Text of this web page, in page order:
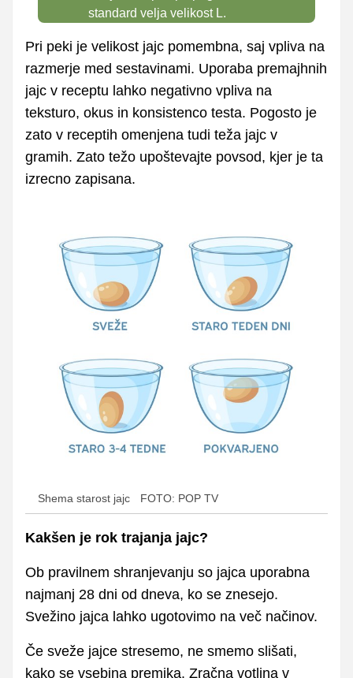
standard velja velikost L.
Pri peki je velikost jajc pomembna, saj vpliva na
razmerje med sestavinami. Uporaba premajhnih
jajc v receptu lahko negativno vpliva na
teksturo, okus in konsistenco testa. Pogosto je
zato v receptih omenjena tudi teža jajc v
gramih. Zato težo upoštevajte povsod, kjer je ta
izrecno zapisana.
Shema starost jajc FOTO: POP TV
Kakšen je rok trajanja jajc?
Ob pravilnem shranjevanju so jajca uporabna
najmanj 28 dni od dneva, ko se znesejo.
Svežino jajca lahko ugotovimo na več načinov.
Če sveže jajce stresemo, ne smemo slišati,
kako se vsebina premika. Zračna votlina v